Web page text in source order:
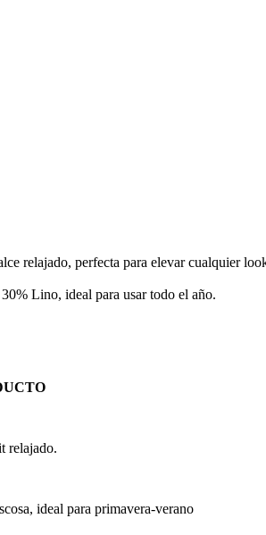
relajado, perfecta para elevar cualquier
Lino, ideal para usar todo el año.
relajado.
ideal para primavera-verano